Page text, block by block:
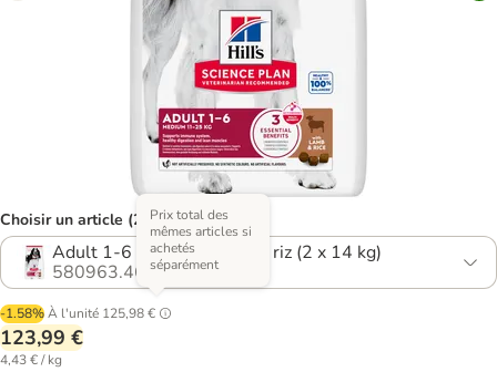
Choisir un article (28 variantes)
Adult 1-6 Medium agneau, riz (2 x 14 kg)
580963.46
-1.58%À l'unité 125,98 €
Prix total des
mêmes articles si
achetés
séparément
123,99 €
4,43 € / kg